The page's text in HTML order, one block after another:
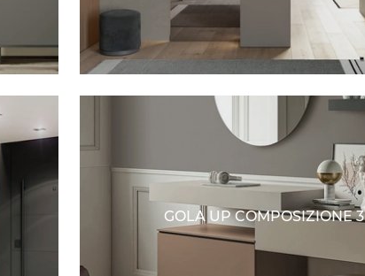
GOLA UP COMPOSIZIONE 3